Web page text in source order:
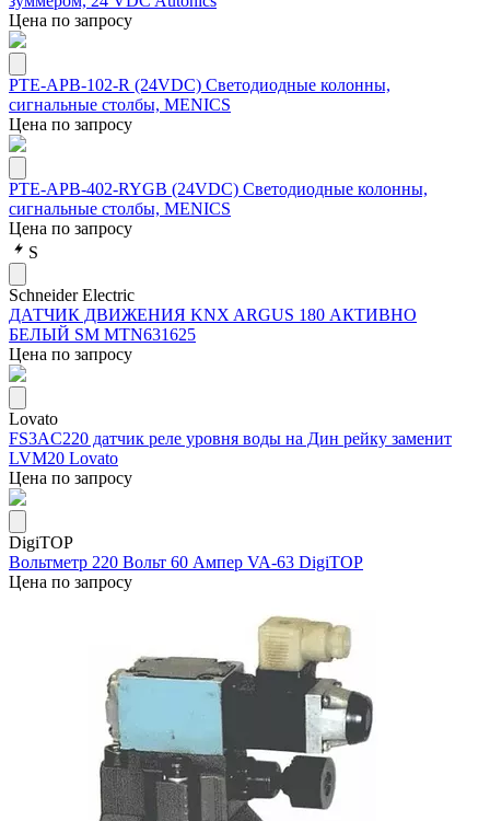
Цена по запросу
PTE-APB-102-R (24VDC) Светодиодные колонны,
сигнальные столбы, MENICS
Цена по запросу
PTE-APB-402-RYGB (24VDC) Светодиодные колонны,
сигнальные столбы, MENICS
Цена по запросу
S
Schneider Electric
ДАТЧИК ДВИЖЕНИЯ KNX ARGUS 180 АКТИВНО
БЕЛЫЙ SM MTN631625
Цена по запросу
Lovato
FS3AC220 датчик реле уровня воды на Дин рейку заменит
LVM20 Lovato
Цена по запросу
DigiTOP
Вольтметр 220 Вольт 60 Ампер VA-63 DigiTOP
Цена по запросу